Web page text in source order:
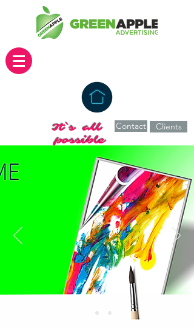
It`s all
possible
Contact Clients